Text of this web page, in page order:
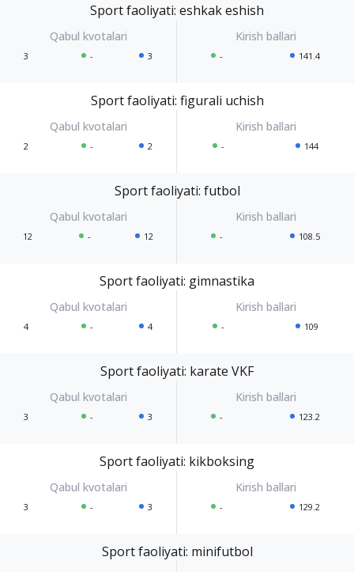
Sport faoliyati: eshkak eshish
3 - 3 - 141.4
Sport faoliyati: figurali uchish
2 - 2 - 144
Sport faoliyati: futbol
12 - 12 - 108.5
Sport faoliyati: gimnastika
4 - 4 - 109
Sport faoliyati: karate VKF
3 - 3 - 123.2
Sport faoliyati: kikboksing
3 - 3 - 129.2
Sport faoliyati: minifutbol